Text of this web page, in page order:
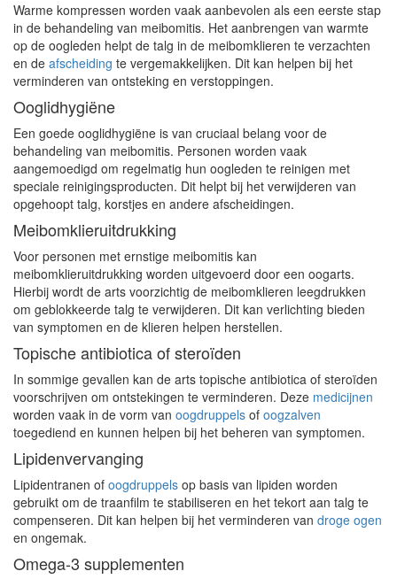
Warme kompressen worden vaak aanbevolen als een eerste stap
in de behandeling van meibomitis. Het aanbrengen van warmte
op de oogleden helpt de talg in de meibomklieren te verzachten
en de afscheiding te vergemakkelijken. Dit kan helpen bij het
verminderen van ontsteking en verstoppingen.
Ooglidhygiëne
Een goede ooglidhygiëne is van cruciaal belang voor de
behandeling van meibomitis. Personen worden vaak
aangemoedigd om regelmatig hun oogleden te reinigen met
speciale reinigingsproducten. Dit helpt bij het verwijderen van
opgehoopt talg, korstjes en andere afscheidingen.
Meibomklieruitdrukking
Voor personen met ernstige meibomitis kan
meibomklieruitdrukking worden uitgevoerd door een oogarts.
Hierbij wordt de arts voorzichtig de meibomklieren leegdrukken
om geblokkeerde talg te verwijderen. Dit kan verlichting bieden
van symptomen en de klieren helpen herstellen.
Topische antibiotica of steroïden
In sommige gevallen kan de arts topische antibiotica of steroïden
voorschrijven om ontstekingen te verminderen. Deze medicijnen
worden vaak in de vorm van oogdruppels of oogzalven
toegediend en kunnen helpen bij het beheren van symptomen.
Lipidenvervanging
Lipidentranen of oogdruppels op basis van lipiden worden
gebruikt om de traanfilm te stabiliseren en het tekort aan talg te
compenseren. Dit kan helpen bij het verminderen van droge ogen
en ongemak.
Omega-3 supplementen